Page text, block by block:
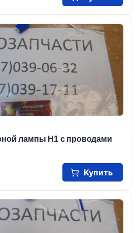
лампы Н1 с проводами
Купить